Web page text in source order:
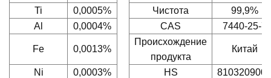
Ti
0,0005% Чистота
99,9%
Al
0,0004% CAS 7440-25-7
Fe 0,0013%
Происхождение
продукта
Китай
Ni 0,0003% HS 8103209000